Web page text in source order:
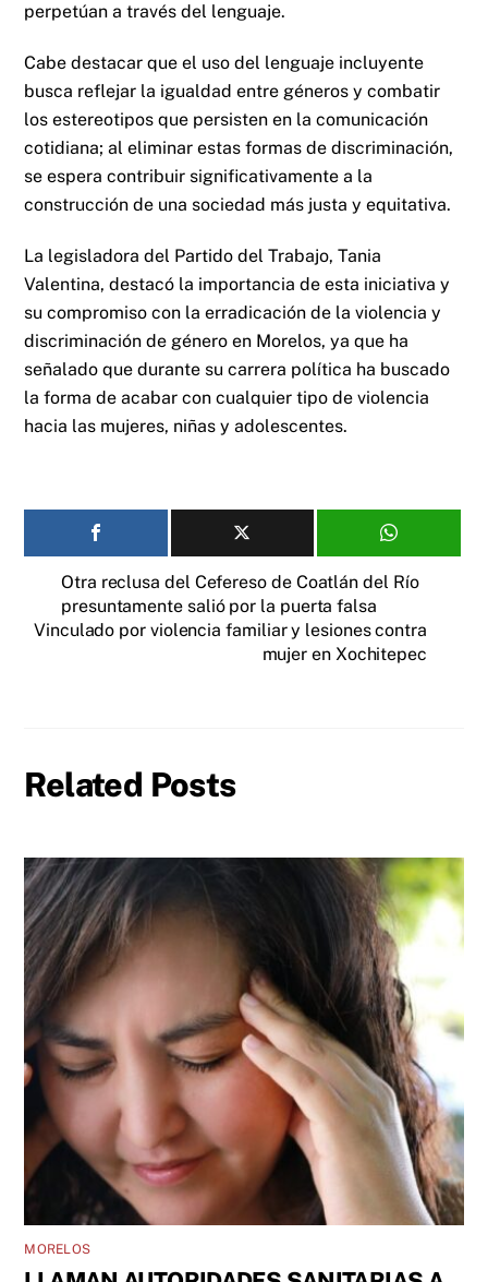
perpetúan a través del lenguaje.
Cabe destacar que el uso del lenguaje incluyente
busca reflejar la igualdad entre géneros y combatir
los estereotipos que persisten en la comunicación
cotidiana; al eliminar estas formas de discriminación,
se espera contribuir significativamente a la
construcción de una sociedad más justa y equitativa.
La legisladora del Partido del Trabajo, Tania
Valentina, destacó la importancia de esta iniciativa y
su compromiso con la erradicación de la violencia y
discriminación de género en Morelos, ya que ha
señalado que durante su carrera política ha buscado
la forma de acabar con cualquier tipo de violencia
hacia las mujeres, niñas y adolescentes.
Otra reclusa del Cefereso de Coatlán del Río
presuntamente salió por la puerta falsa
Vinculado por violencia familiar y lesiones contra
mujer en Xochitepec
Related Posts
MORELOS